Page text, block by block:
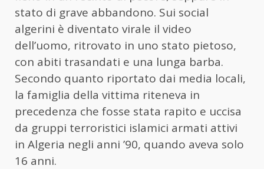
stato di grave abbandono. Sui social
algerini è diventato virale il video
dell’uomo, ritrovato in uno stato pietoso,
con abiti trasandati e una lunga barba.
Secondo quanto riportato dai media locali,
la famiglia della vittima riteneva in
precedenza che fosse stata rapito e uccisa
da gruppi terroristici islamici armati attivi
in Algeria negli anni ’90, quando aveva solo
16 anni.